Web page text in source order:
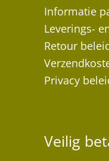
Informatie
Leverings-
Retour
Privacy
Veilig